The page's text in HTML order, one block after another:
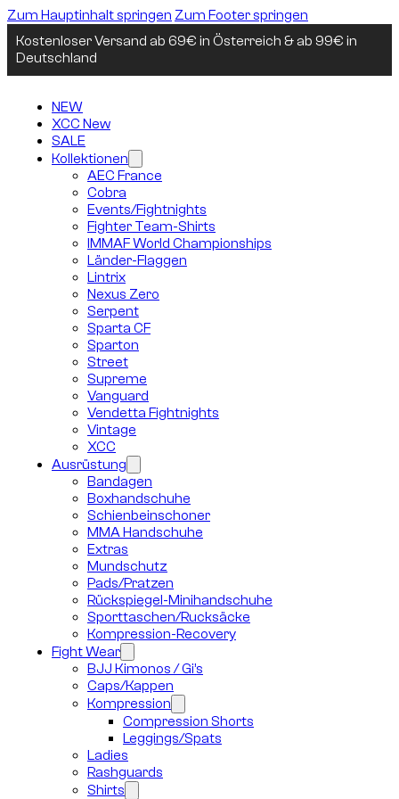
Zum Hauptinhalt springen Zum Footer springen
Kostenloser Versand ab 69€ in Österreich & ab 99€ in
Deutschland
NEW
XCC New
SALE
Kollektionen
AEC France
Cobra
Events/Fightnights
Fighter Team-Shirts
IMMAF World Championships
Länder-Flaggen
Lintrix
Nexus Zero
Serpent
Sparta CF
Sparton
Street
Supreme
Vanguard
Vendetta Fightnights
Vintage
XCC
Ausrüstung
Bandagen
Boxhandschuhe
Schienbeinschoner
MMA Handschuhe
Extras
Mundschutz
Pads/Pratzen
Rückspiegel-Minihandschuhe
Sporttaschen/Rucksäcke
Kompression-Recovery
Fight Wear
BJJ Kimonos / Gi’s
Caps/Kappen
Kompression
Compression Shorts
Leggings/Spats
Ladies
Rashguards
Shirts